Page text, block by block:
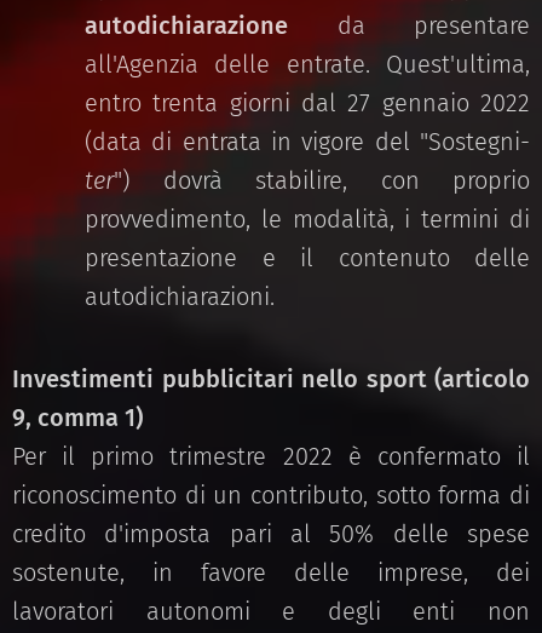
autodichiarazione da presentare
all'Agenzia delle entrate. Quest'ultima,
entro trenta giorni dal 27 gennaio 2022
(data di entrata in vigore del "Sostegni-
ter") dovrà stabilire, con proprio
provvedimento, le modalità, i termini di
presentazione e il contenuto delle
autodichiarazioni.
Investimenti pubblicitari nello sport (articolo
9, comma 1)
Per il primo trimestre 2022 è confermato il
riconoscimento di un contributo, sotto forma di
credito d'imposta pari al 50% delle spese
sostenute, in favore delle imprese, dei
lavoratori autonomi e degli enti non